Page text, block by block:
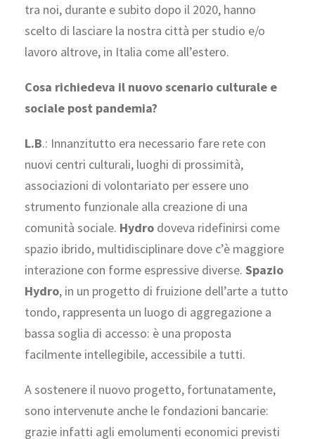
tra noi, durante e subito dopo il 2020, hanno
scelto di lasciare la nostra città per studio e/o
lavoro altrove, in Italia come all’estero.
Cosa richiedeva il nuovo scenario culturale e
sociale post pandemia?
L.B.: Innanzitutto era necessario fare rete con
nuovi centri culturali, luoghi di prossimità,
associazioni di volontariato per essere uno
strumento funzionale alla creazione di una
comunità sociale. Hydro doveva ridefinirsi come
spazio ibrido, multidisciplinare dove c’è maggiore
interazione con forme espressive diverse. Spazio
Hydro, in un progetto di fruizione dell’arte a tutto
tondo, rappresenta un luogo di aggregazione a
bassa soglia di accesso: è una proposta
facilmente intellegibile, accessibile a tutti.
A sostenere il nuovo progetto, fortunatamente,
sono intervenute anche le fondazioni bancarie:
grazie infatti agli emolumenti economici previsti